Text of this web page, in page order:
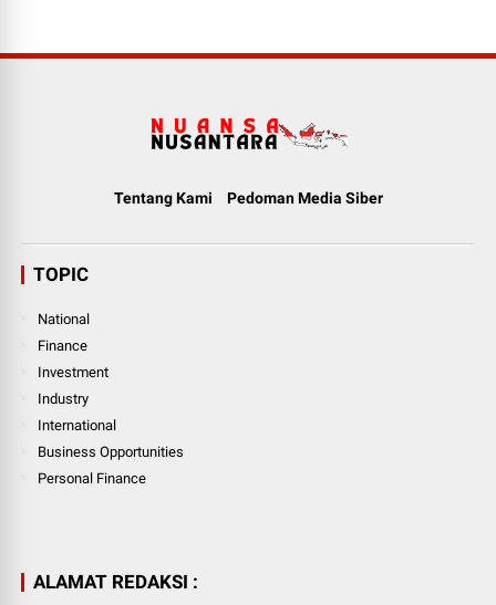
Tentang Kami Pedoman Media Siber
TOPIC
National
Finance
Investment
Industry
International
Business Opportunities
Personal Finance
ALAMAT REDAKSI :